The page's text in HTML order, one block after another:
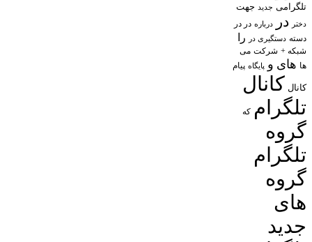
تلگرامی جدید جهت
دختر در درباره در در
دسته دستگیری در را
شبکه + شرکت می
ها های و پایگاه پیام
کانال کانال
تلگرام که
گروه
تلگرام
گروه
های
جدید